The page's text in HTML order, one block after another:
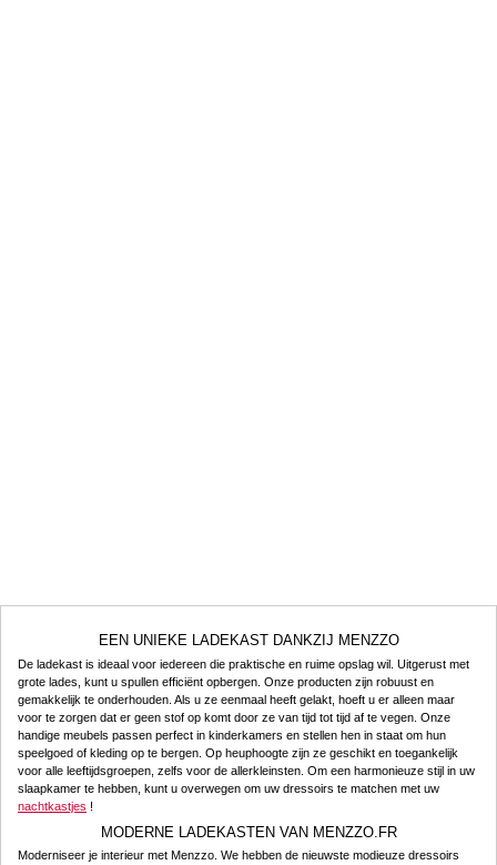
EEN UNIEKE LADEKAST DANKZIJ MENZZO
De ladekast is ideaal voor iedereen die praktische en ruime opslag wil. Uitgerust met
grote lades, kunt u spullen efficiënt opbergen. Onze producten zijn robuust en
gemakkelijk te onderhouden. Als u ze eenmaal heeft gelakt, hoeft u er alleen maar
voor te zorgen dat er geen stof op komt door ze van tijd tot tijd af te vegen. Onze
handige meubels passen perfect in kinderkamers en stellen hen in staat om hun
speelgoed of kleding op te bergen. Op heuphoogte zijn ze geschikt en toegankelijk
voor alle leeftijdsgroepen, zelfs voor de allerkleinsten. Om een harmonieuze stijl in uw
slaapkamer te hebben, kunt u overwegen om uw dressoirs te matchen met uw
nachtkastjes !
MODERNE LADEKASTEN VAN MENZZO.FR
Moderniseer je interieur met Menzzo. We hebben de nieuwste modieuze dressoirs